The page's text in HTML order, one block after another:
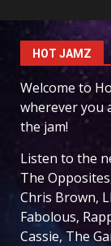
HOT JAMZ
Welcome to
wherever you
the jam!
Listen to the
The
Chris Brown,
Fabolous,
Cassie, The